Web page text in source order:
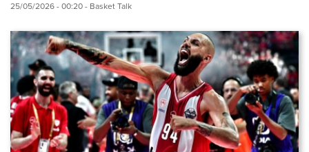
25/05/2026 - 00:20 - Basket Talk